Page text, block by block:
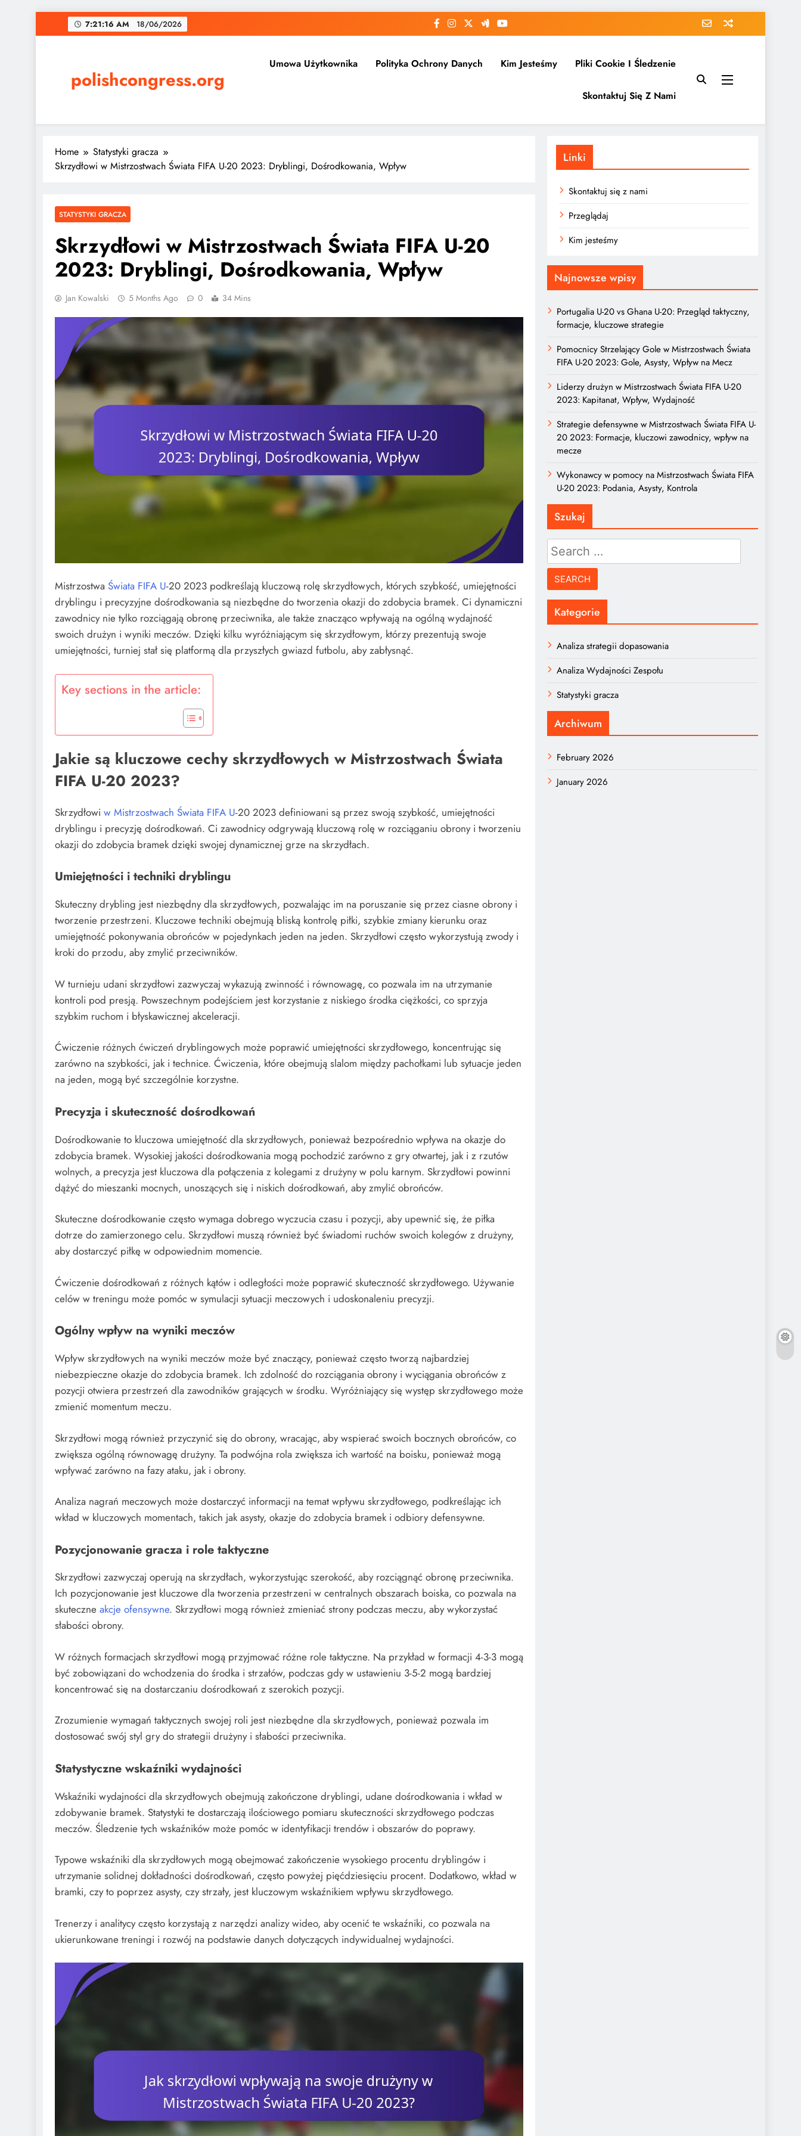
to
7:21:18 AM 18/06/2026
polishcongress.org
Umowa Użytkownika Polityka Ochrony Danych Kim Jesteśmy Pliki Cookie I Śledzenie
Skontaktuj Się Z Nami
Home
Statystyki gracza
Skrzydłowi w Mistrzostwach Świata FIFA U-20 2023: Dryblingi, Dośrodkowania, Wpływ
STATYSTYKI GRACZA
Skrzydłowi w Mistrzostwach Świata FIFA U-20
2023: Dryblingi, Dośrodkowania, Wpływ
Jan Kowalski 5 Months Ago 0 34 Mins
Mistrzostwa Świata FIFA U-20 2023 podkreślają kluczową rolę skrzydłowych, których szybkość, umiejętności
dryblingu i precyzyjne dośrodkowania są niezbędne do tworzenia okazji do zdobycia bramek. Ci dynamiczni
zawodnicy nie tylko rozciągają obronę przeciwnika, ale także znacząco wpływają na ogólną wydajność
swoich drużyn i wyniki meczów. Dzięki kilku wyróżniającym się skrzydłowym, którzy prezentują swoje
umiejętności, turniej stał się platformą dla przyszłych gwiazd futbolu, aby zabłysnąć.
Key sections in the article:
Jakie są kluczowe cechy skrzydłowych w Mistrzostwach Świata
FIFA U-20 2023?
Skrzydłowi w Mistrzostwach Świata FIFA U-20 2023 definiowani są przez swoją szybkość, umiejętności
dryblingu i precyzję dośrodkowań. Ci zawodnicy odgrywają kluczową rolę w rozciąganiu obrony i tworzeniu
okazji do zdobycia bramek dzięki swojej dynamicznej grze na skrzydłach.
Umiejętności i techniki dryblingu
Skuteczny drybling jest niezbędny dla skrzydłowych, pozwalając im na poruszanie się przez ciasne obrony i
tworzenie przestrzeni. Kluczowe techniki obejmują bliską kontrolę piłki, szybkie zmiany kierunku oraz
umiejętność pokonywania obrońców w pojedynkach jeden na jeden. Skrzydłowi często wykorzystują zwody i
kroki do przodu, aby zmylić przeciwników.
W turnieju udani skrzydłowi zazwyczaj wykazują zwinność i równowagę, co pozwala im na utrzymanie
kontroli pod presją. Powszechnym podejściem jest korzystanie z niskiego środka ciężkości, co sprzyja
szybkim ruchom i błyskawicznej akceleracji.
Ćwiczenie różnych ćwiczeń dryblingowych może poprawić umiejętności skrzydłowego, koncentrując się
zarówno na szybkości, jak i technice. Ćwiczenia, które obejmują slalom między pachołkami lub sytuacje jeden
na jeden, mogą być szczególnie korzystne.
Precyzja i skuteczność dośrodkowań
Dośrodkowanie to kluczowa umiejętność dla skrzydłowych, ponieważ bezpośrednio wpływa na okazje do
zdobycia bramek. Wysokiej jakości dośrodkowania mogą pochodzić zarówno z gry otwartej, jak i z rzutów
wolnych, a precyzja jest kluczowa dla połączenia z kolegami z drużyny w polu karnym. Skrzydłowi powinni
dążyć do mieszanki mocnych, unoszących się i niskich dośrodkowań, aby zmylić obrońców.
Skuteczne dośrodkowanie często wymaga dobrego wyczucia czasu i pozycji, aby upewnić się, że piłka
dotrze do zamierzonego celu. Skrzydłowi muszą również być świadomi ruchów swoich kolegów z drużyny,
aby dostarczyć piłkę w odpowiednim momencie.
Ćwiczenie dośrodkowań z różnych kątów i odległości może poprawić skuteczność skrzydłowego. Używanie
celów w treningu może pomóc w symulacji sytuacji meczowych i udoskonaleniu precyzji.
Ogólny wpływ na wyniki meczów
Wpływ skrzydłowych na wyniki meczów może być znaczący, ponieważ często tworzą najbardziej
niebezpieczne okazje do zdobycia bramek. Ich zdolność do rozciągania obrony i wyciągania obrońców z
pozycji otwiera przestrzeń dla zawodników grających w środku. Wyróżniający się występ skrzydłowego może
zmienić momentum meczu.
Skrzydłowi mogą również przyczynić się do obrony, wracając, aby wspierać swoich bocznych obrońców, co
zwiększa ogólną równowagę drużyny. Ta podwójna rola zwiększa ich wartość na boisku, ponieważ mogą
wpływać zarówno na fazy ataku, jak i obrony.
Analiza nagrań meczowych może dostarczyć informacji na temat wpływu skrzydłowego, podkreślając ich
wkład w kluczowych momentach, takich jak asysty, okazje do zdobycia bramek i odbiory defensywne.
Pozycjonowanie gracza i role taktyczne
Skrzydłowi zazwyczaj operują na skrzydłach, wykorzystując szerokość, aby rozciągnąć obronę przeciwnika.
Ich pozycjonowanie jest kluczowe dla tworzenia przestrzeni w centralnych obszarach boiska, co pozwala na
skuteczne akcje ofensywne. Skrzydłowi mogą również zmieniać strony podczas meczu, aby wykorzystać
słabości obrony.
W różnych formacjach skrzydłowi mogą przyjmować różne role taktyczne. Na przykład w formacji 4-3-3 mogą
być zobowiązani do wchodzenia do środka i strzałów, podczas gdy w ustawieniu 3-5-2 mogą bardziej
koncentrować się na dostarczaniu dośrodkowań z szerokich pozycji.
Zrozumienie wymagań taktycznych swojej roli jest niezbędne dla skrzydłowych, ponieważ pozwala im
dostosować swój styl gry do strategii drużyny i słabości przeciwnika.
Statystyczne wskaźniki wydajności
Wskaźniki wydajności dla skrzydłowych obejmują zakończone dryblingi, udane dośrodkowania i wkład w
zdobywanie bramek. Statystyki te dostarczają ilościowego pomiaru skuteczności skrzydłowego podczas
meczów. Śledzenie tych wskaźników może pomóc w identyfikacji trendów i obszarów do poprawy.
Typowe wskaźniki dla skrzydłowych mogą obejmować zakończenie wysokiego procentu dryblingów i
utrzymanie solidnej dokładności dośrodkowań, często powyżej pięćdziesięciu procent. Dodatkowo, wkład w
bramki, czy to poprzez asysty, czy strzały, jest kluczowym wskaźnikiem wpływu skrzydłowego.
Trenerzy i analitycy często korzystają z narzędzi analizy wideo, aby ocenić te wskaźniki, co pozwala na
ukierunkowane treningi i rozwój na podstawie danych dotyczących indywidualnej wydajności.
Linki
Skontaktuj się z nami
Przeglądaj
Kim jesteśmy
Najnowsze wpisy
Portugalia U-20 vs Ghana U-20: Przegląd taktyczny,
formacje, kluczowe strategie
Pomocnicy Strzelający Gole w Mistrzostwach Świata
FIFA U-20 2023: Gole, Asysty, Wpływ na Mecz
Liderzy drużyn w Mistrzostwach Świata FIFA U-20
2023: Kapitanat, Wpływ, Wydajność
Strategie defensywne w Mistrzostwach Świata FIFA U-
20 2023: Formacje, kluczowi zawodnicy, wpływ na
mecze
Wykonawcy w pomocy na Mistrzostwach Świata FIFA
U-20 2023: Podania, Asysty, Kontrola
Szukaj
Search
for:
Kategorie
Analiza strategii dopasowania
Analiza Wydajności Zespołu
Statystyki gracza
Archiwum
February 2026
January 2026